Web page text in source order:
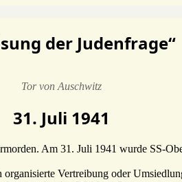
der Judenfrage“
Tor von Auschwitz
31. Juli 1941
Am 31. Juli 1941 wurde SS-
Vertrei­bung oder